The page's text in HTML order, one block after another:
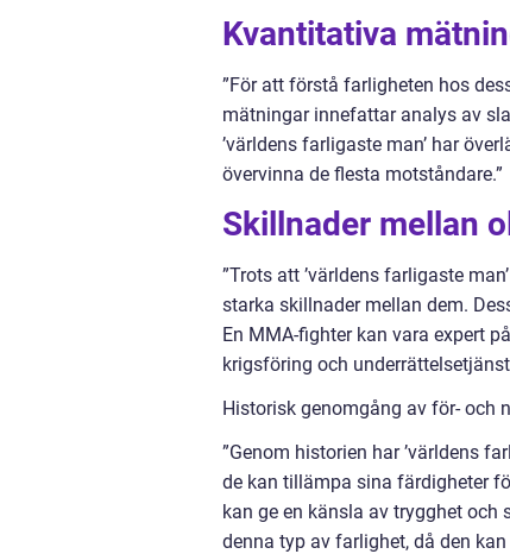
Kvantitativa
”För att förstå farligheten hos
mätningar innefattar analys av
’världens farligaste man’ har
övervinna de flesta motståndare.”
Skillnader mellan
”Trots att ’världens farligaste
starka skillnader mellan dem.
En MMA-fighter kan vara expert
krigsföring och
Historisk genomgång av för- och
”Genom historien har ’världens
de kan tillämpa sina färdigheter
kan ge en känsla av trygghet och
denna typ av farlighet, då den